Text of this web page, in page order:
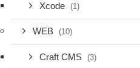
Xcode (1)
WEB (10)
Craft CMS (3)